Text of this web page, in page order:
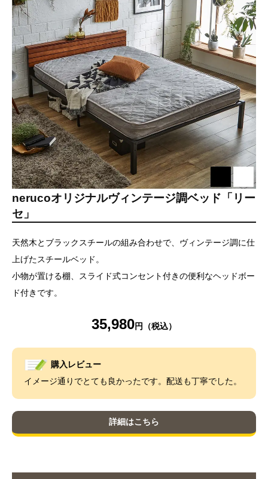
nerucoオリジナルヴィンテージ調ベッド「リー
セ」
天然木とブラックスチールの組み合わせで、ヴィンテージ調に仕
上げたスチールベッド。
小物が置ける棚、スライド式コンセント付きの便利なヘッドボー
ド付きです。
35,980
購入レビュー
イメージ通りでとても良かったです。配送も丁寧でした。
詳細はこちら